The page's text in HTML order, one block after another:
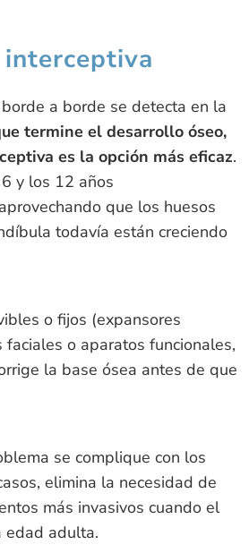
a borde se detecta en la
termine el desarrollo óseo,
es la opción más eficaz.
y los 12 años
que los huesos
todavía están creciendo
o fijos (expansores
faciales o aparatos funcionales,
la base ósea antes de que
se complique con los
elimina la necesidad de
más invasivos cuando el
edad adulta.